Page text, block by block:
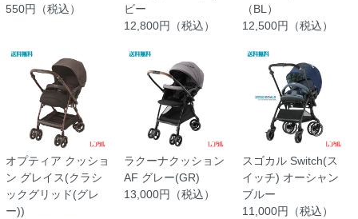
550円（税込）
ビー
12,800円（税込）
（BL）
12,500円（税込）
オプティア クッショ
ン グレイス(クラシ
ックグリッド(グレ
ー))
ラクーナクッション
AF グレー(GR)
13,000円（税込）
スゴカル Switch(ス
イッチ) オーシャン
ブルー
11,000円（税込）